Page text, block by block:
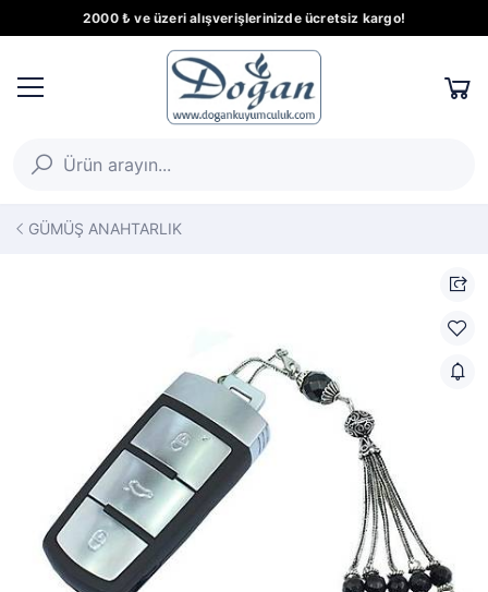
2000 ₺ ve üzeri alışverişlerinizde ücretsiz kargo!
GÜMÜŞ ANAHTARLIK